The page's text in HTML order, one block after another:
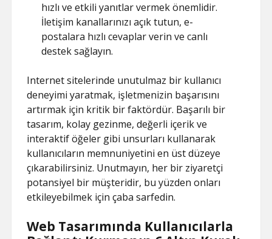
hızlı ve etkili yanıtlar vermek önemlidir.
İletişim kanallarınızı açık tutun, e-
postalara hızlı cevaplar verin ve canlı
destek sağlayın.
Internet sitelerinde unutulmaz bir kullanıcı
deneyimi yaratmak, işletmenizin başarısını
artırmak için kritik bir faktördür. Başarılı bir
tasarım, kolay gezinme, değerli içerik ve
interaktif öğeler gibi unsurları kullanarak
kullanıcıların memnuniyetini en üst düzeye
çıkarabilirsiniz. Unutmayın, her bir ziyaretçi
potansiyel bir müşteridir, bu yüzden onları
etkileyebilmek için çaba sarfedin.
Web Tasarımında Kullanıcılarla